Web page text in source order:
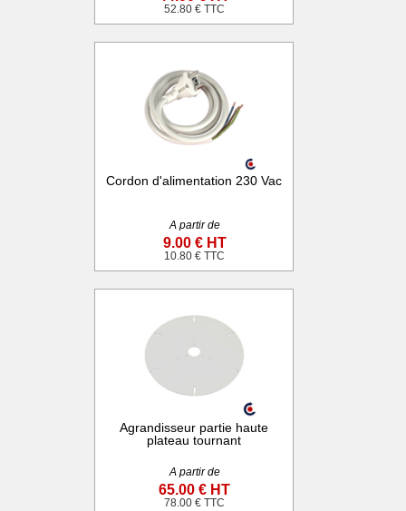
52.80 € TTC
Cordon d'alimentation 230 Vac
A partir de
9.00 € HT
10.80 € TTC
Agrandisseur partie haute
plateau tournant
A partir de
65.00 € HT
78.00 € TTC